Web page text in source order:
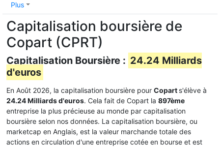
Plus
Capitalisation boursière de
Copart (CPRT)
Capitalisation Boursière : 24.24 Milliards
d'euros
En Août 2026, la capitalisation boursière pour Copart s'élève à
24.24 Milliards d'euros. Cela fait de Copart la 897ème
entreprise la plus précieuse au monde par capitalisation
boursière selon nos données. La capitalisation boursière, ou
marketcap en Anglais, est la valeur marchande totale des
actions en circulation d'une entreprise cotée en bourse et est